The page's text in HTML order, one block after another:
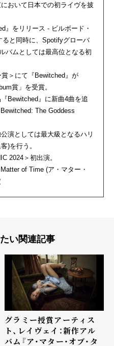
おいて日本での初ライヴを披
』をリリース - ビルボード・
ると同時に、Spotifyグローバ
バムとしては最高位となる初
＞にて『Bewitched』が
賞」を受賞。
Bewitched』に新曲4曲を追
The Goddess
演としては最大級となるハリ
)を行う。
2024＞初出演。
of Time (ア・マター・
い関連記事
グラミー授賞アーティス
ト、レイヴェイ：新作アル
バム『ア・マター・オブ・タ